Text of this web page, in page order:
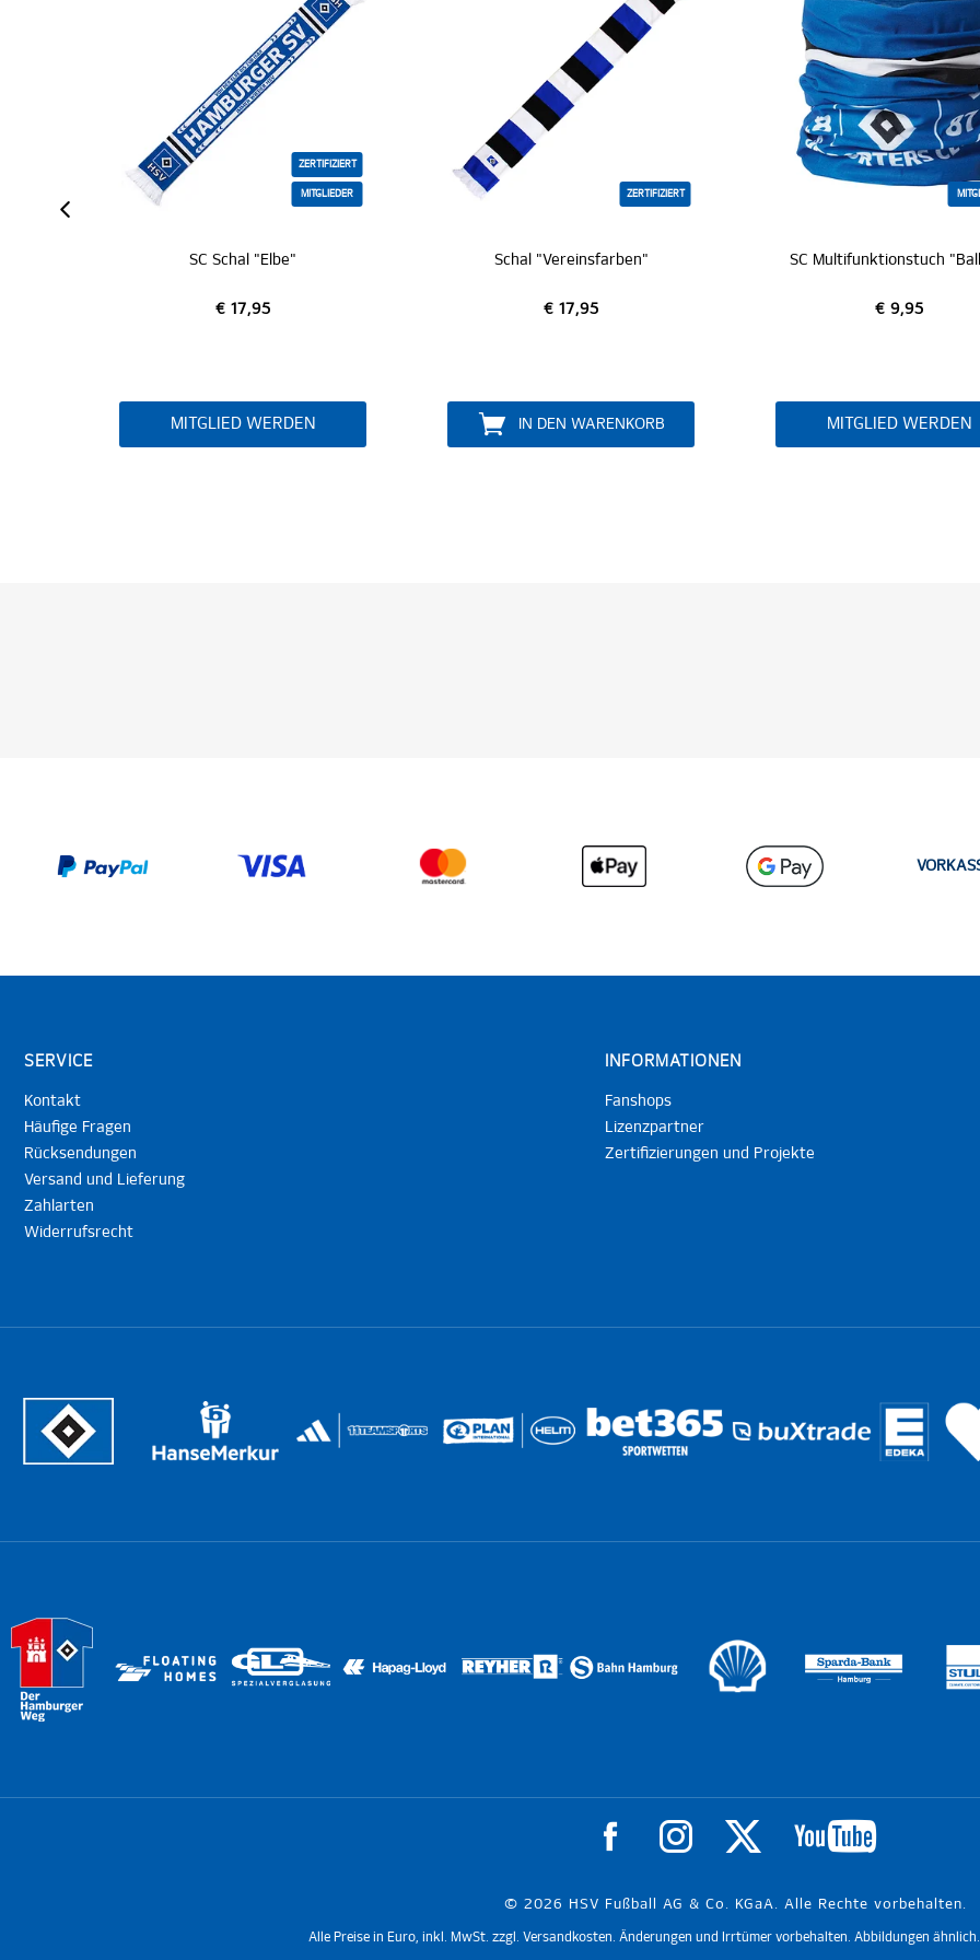
ZERTIFIZIERT
Schal "Vereinsfarben"
€ 17,95
IN DEN WARENKORB
MITGLIEDER
SC Multifunktionstuch "Balken"
€ 9,95
MITGLIED WERDEN
SC Schal "Balken"
€ 14,95
MITGLIED WERDEN
SERVICE
Kontakt
Häufige Fragen
Rücksendungen
Versand und Lieferung
Zahlarten
Widerrufsrecht
INFORMATIONEN
Fanshops
Lizenzpartner
Zertifizierungen und Projekte
© 2026 HSV Fußball AG & Co. KGaA. Alle Rechte vorbehalten.
Alle Preise in Euro, inkl. MwSt. zzgl. Versandkosten. Änderungen und Irrtümer vorbehalten. Abbildungen